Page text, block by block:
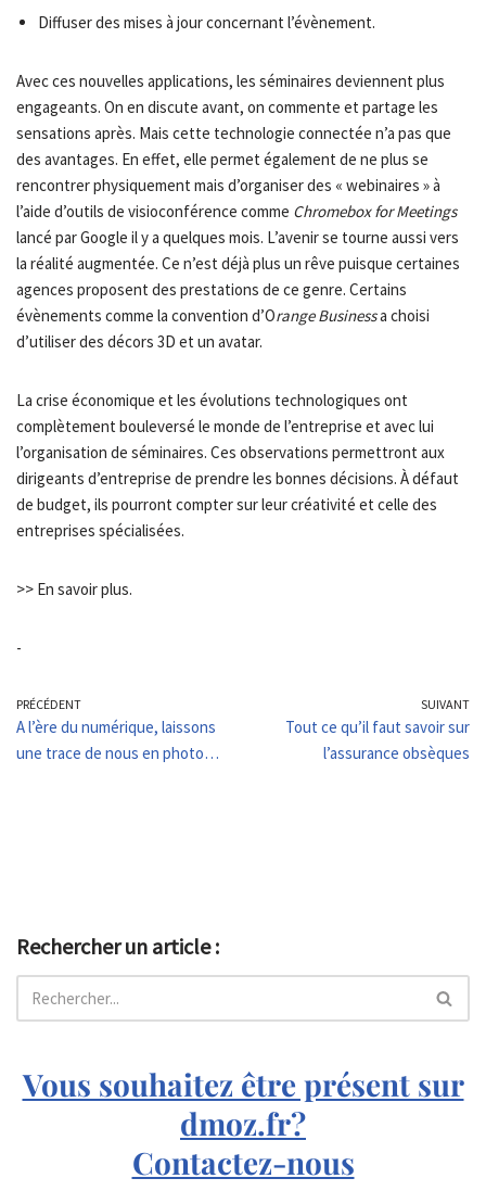
Diffuser des mises à jour concernant l’évènement.
Avec ces nouvelles applications, les séminaires deviennent plus
engageants. On en discute avant, on commente et partage les
sensations après. Mais cette technologie connectée n’a pas que
des avantages. En effet, elle permet également de ne plus se
rencontrer physiquement mais d’organiser des « webinaires » à
l’aide d’outils de visioconférence comme Chromebox for Meetings
lancé par Google il y a quelques mois. L’avenir se tourne aussi vers
la réalité augmentée. Ce n’est déjà plus un rêve puisque certaines
agences proposent des prestations de ce genre. Certains
évènements comme la convention d’Orange Businessa choisi
d’utiliser des décors 3D et un avatar.
La crise économique et les évolutions technologiques ont
complètement bouleversé le monde de l’entreprise et avec lui
l’organisation de séminaires. Ces observations permettront aux
dirigeants d’entreprise de prendre les bonnes décisions. À défaut
de budget, ils pourront compter sur leur créativité et celle des
entreprises spécialisées.
>> En savoir plus.
-
PRÉCÉDENT
A l’ère du numérique, laissons
une trace de nous en photo…
SUIVANT
Tout ce qu’il faut savoir sur
l’assurance obsèques
Rechercher un article :
Vous souhaitez être présent sur
dmoz.fr?
Contactez-nous